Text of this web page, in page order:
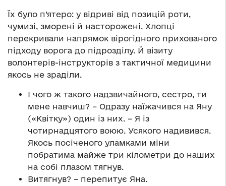
Їх було п’ятеро: у відриві від позицій роти,
чумизі, зморені й насторожені. Хлопці
перекривали напрямок вірогідного прихованого
підходу ворога до підрозділу. Й візиту
волонтерів-інструкторів з тактичної медицини
якось не зраділи.
І чого ж такого надзвичайного, сестро, ти
мене навчиш? – Одразу наїжачився на Яну
(«Квітку») один із них. – Я із
чотирнадцятого воюю. Усякого надивився.
Якось посіченого уламками міни
побратима майже три кілометри до наших
на собі плазом тягнув.
Витягнув? – перепитує Яна.